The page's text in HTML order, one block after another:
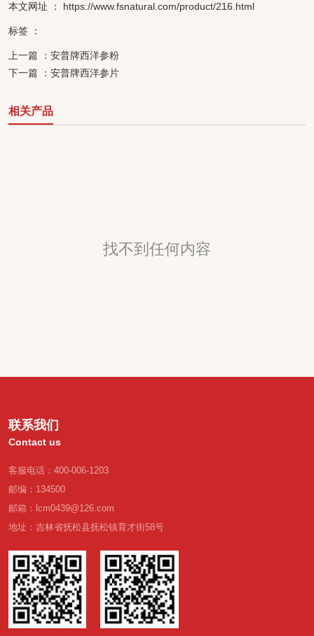
本文网址 ： https://www.fsnatural.com/product/216.html
标签 ：
上一篇 ： 安普牌西洋参粉
下一篇 ： 安普牌西洋参片
相关产品
找不到任何内容
联系我们
Contact us
客服电话：400-006-1203
邮编：134500
邮箱：lcm0439@126.com
地址：吉林省抚松县抚松镇育才街58号